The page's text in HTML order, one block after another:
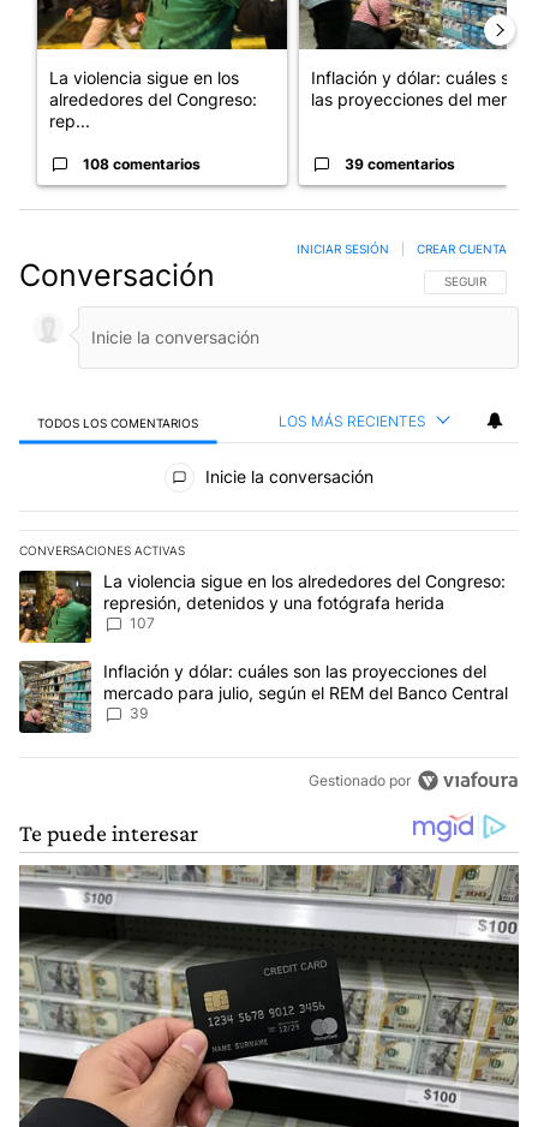
La violencia sigue en los
alrededores del Congreso:
rep...
108 comentarios
Inflación y dólar: cuáles son
las proyecciones del merc...
39 comentarios
Conversación SIGA ESTA
SEGUIR
INICIAR SESIÓN CREAR CUENTA
TODOS LOS COMENTARIOS LOS MÁS RECIENTES
Todos los comentarios
Inicie la conversación
CONVERSACIONES ACTIVAS
Este listado muestra los artículos con más comentarios en los
Un artículo de tendencia con el título "La violencia sigue en los
La violencia sigue en los alrededores del Congreso:
represión, detenidos y una fotógrafa herida
107
Un artículo de tendencia con el título "Inflación y dólar: cuáles
Inflación y dólar: cuáles son las proyecciones del
mercado para julio, según el REM del Banco Central
39
Gestionado por